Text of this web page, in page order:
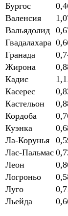
Бургос
Валенсия
Вальядолид
Гвадалахара
Гранада
Жирона
Кадис
Касерес
Кастельон
Кордоба
Куэнка
Ла-Корунья
Лас-Пальмас
Леон
Логроньо
Луго
Льейда